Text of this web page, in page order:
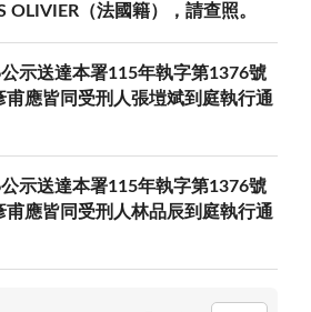
OLIVIER（法國籍），請查照。
示送達本署115年執字第1376號
甫應皆同受刑人張塏斌到庭執行通
示送達本署115年執字第1376號
甫應皆同受刑人林品辰到庭執行通